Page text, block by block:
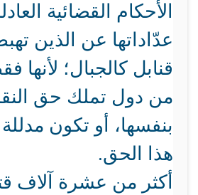
الأحكام القضائية
عدّاداتها عن الذين
قنابل كالجبال؛
من دول تملك حق
بنفسها، أو تكون مدللة
هذا الحق.
أكثر من عشرة آلاف